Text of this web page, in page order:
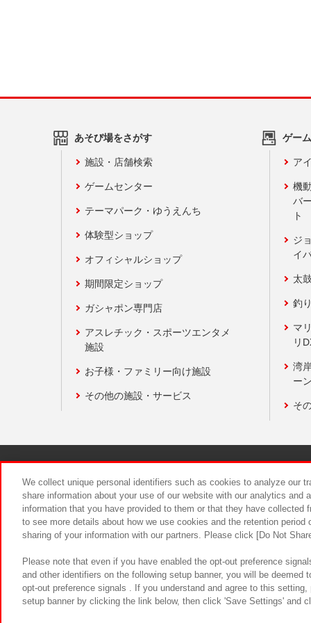
あそび場をさがす
施設・店舗検索
ゲームセンター
テーマパーク・ゆうえんち
体験型ショップ
オフィシャルショップ
期間限定ショップ
ガシャポン専門店
アスレチック・スポーツエンタメ
施設
お子様・ファミリー向け施設
その他の施設・サービス
ゲー
ア
機
バ
ト
ジ
イ
太
釣
マ
リ
湾
ー
そ
食品のご
We collect unique personal identifiers such as cookies to analyze our
share information about your use of our website with our analytics and
information that you have provided to them or that they have
to see more details about how we use cookies and the retention
sharing of your information with our partners. Please click [Do Not
Please note that even if you have enabled the opt-out preference
and other identifiers on the following setup banner, you will be
opt-out preference signals . If you understand and agree to this
setup banner by clicking the link below, then click 'Save Settings' and